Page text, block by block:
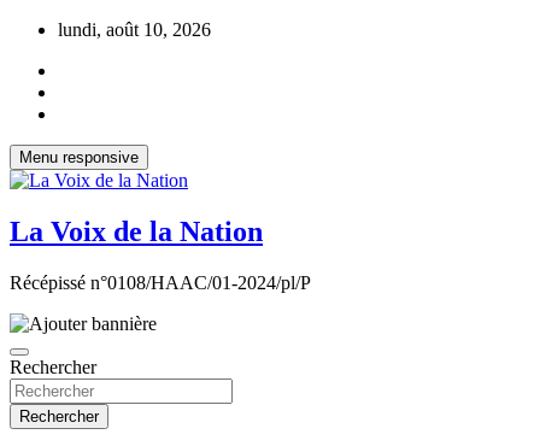
Aller
contenu
lundi, août 10, 2026
Menu responsive
La Voix de la Nation
Récépissé n°0108/HAAC/01-2024/pl/P
Rechercher
Rechercher